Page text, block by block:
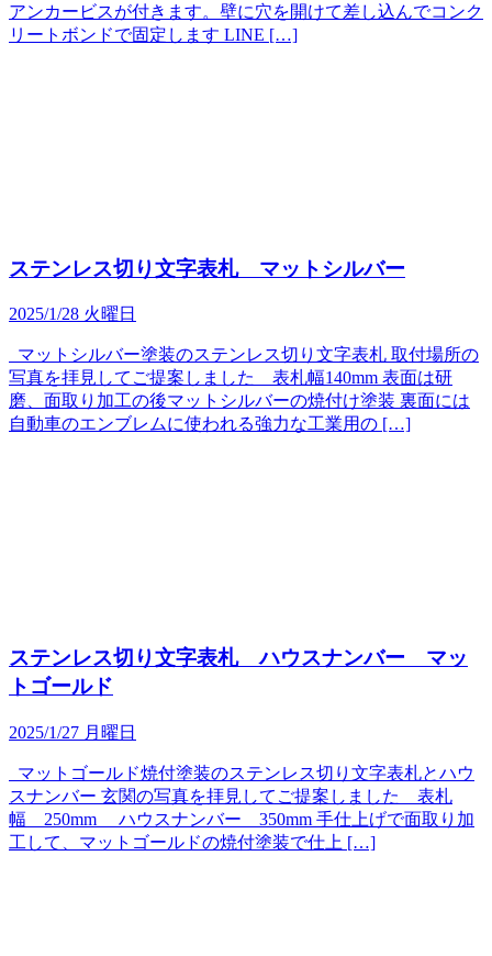
アンカービスが付きます。壁に穴を開けて差し込んでコンク
リートボンドで固定します LINE […]
ステンレス切り文字表札 マットシルバー
2025/1/28 火曜日
マットシルバー塗装のステンレス切り文字表札 取付場所の
写真を拝見してご提案しました 表札幅140mm 表面は研
磨、面取り加工の後マットシルバーの焼付け塗装 裏面には
自動車のエンブレムに使われる強力な工業用の […]
ステンレス切り文字表札 ハウスナンバー マッ
トゴールド
2025/1/27 月曜日
マットゴールド焼付塗装のステンレス切り文字表札とハウ
スナンバー 玄関の写真を拝見してご提案しました 表札
幅 250mm ハウスナンバー 350mm 手仕上げで面取り加
工して、マットゴールドの焼付塗装で仕上 […]